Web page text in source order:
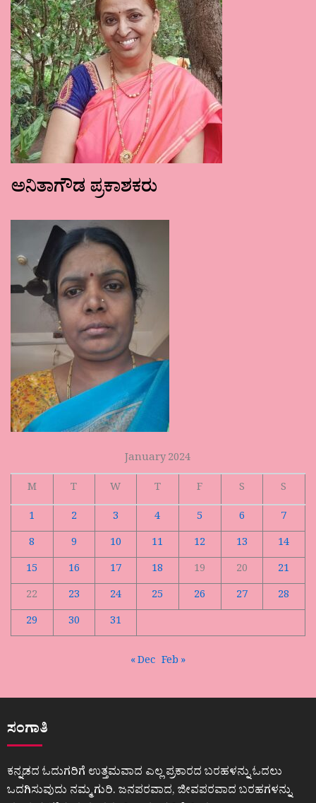
ಅನಿತಾಗೌಡ ಪ್ರಕಾಶಕರು
January 2024
M
T W T F S
S
1
2 3 4 5 6
7
8
9 10 11 12 13
14
15
16 17 18 19 20
21
22
23 24 25 26 27
28
29
30 31
« Dec Feb »
ಸಂಗಾತಿ
ಕನ್ನಡದ ಓದುಗರಿಗೆ ಉತ್ತಮವಾದ ಎಲ್ಲ ಪ್ರಕಾರದ ಬರಹಳನ್ನು ಓದಲು
ಒದಗಿಸುವುದು ನಮ್ಮ ಗುರಿ. ಜನಪರವಾದ, ಜೀವಪರವಾದ ಬರಹಗಳನ್ನು